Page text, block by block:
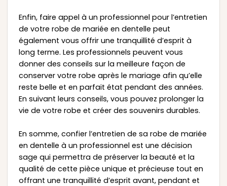
Enfin, faire appel à un professionnel pour l’entretien
de votre robe de mariée en dentelle peut
également vous offrir une tranquillité d’esprit à
long terme. Les professionnels peuvent vous
donner des conseils sur la meilleure façon de
conserver votre robe après le mariage afin qu’elle
reste belle et en parfait état pendant des années.
En suivant leurs conseils, vous pouvez prolonger la
vie de votre robe et créer des souvenirs durables.
En somme, confier l’entretien de sa robe de mariée
en dentelle à un professionnel est une décision
sage qui permettra de préserver la beauté et la
qualité de cette pièce unique et précieuse tout en
offrant une tranquillité d’esprit avant, pendant et